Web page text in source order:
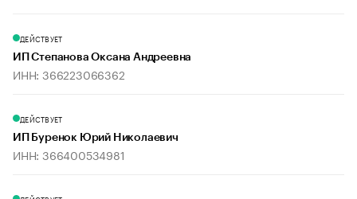
ДЕЙСТВУЕТ
ИП Степанова Оксана Андреевна
ИНН: 366223066362
ДЕЙСТВУЕТ
ИП Буренок Юрий Николаевич
ИНН: 366400534981